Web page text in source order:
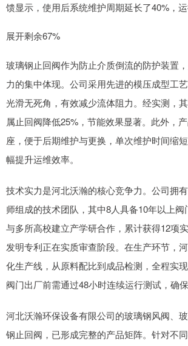
馈显示，使用后系统维护周期延长了40%，运
展开剩余67%
玻璃钢止回阀作为防止介质倒流的防护装置
力的集中体现。公司采用先进的模压成型工
光滑无死角，有效减少流体阻力。经实测，
属止回阀降低25%，节能效果显著。此外，
座，便于后期维护与更换，单次维护时间缩
幅提升运维效率。
技术实力是河北沃瀚的核心竞争力。公司拥
师组成的技术团队，其中8人具备10年以上
与多所高校建立产学研合作，累计获得12项
发明专利正在实质审查阶段。在生产环节，
化生产线，从原料配比到成品检测，全程实
阀门出厂前需通过48小时连续运行测试，确保
河北沃瀚环保设备有限公司的玻璃钢风阀、
钢止回阀，已形成完整的产品矩阵。针对不